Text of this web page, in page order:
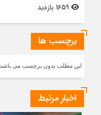
برچسب ها
این مطلب بدون برچسب می باشد.
اخبار مرتبط